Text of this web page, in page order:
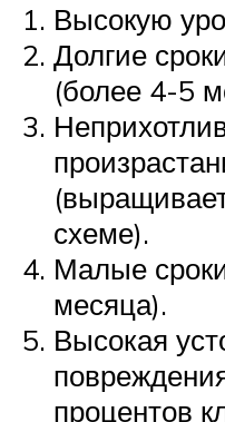
Высокую
Долгие
(более 4-5
схеме).
Малые
месяца).
Высокая
процентов